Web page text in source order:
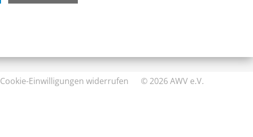
Cookie-Einwilligungen widerrufen © 2026 AWV e.V.